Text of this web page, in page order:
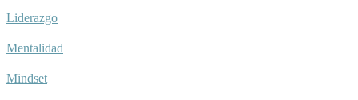
Liderazgo
Mentalidad
Mindset